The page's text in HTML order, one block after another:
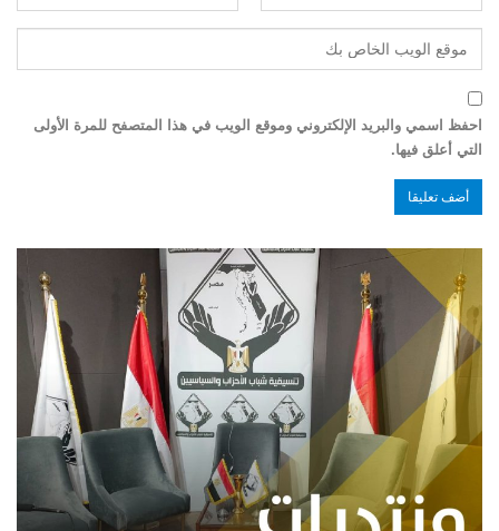
احفظ اسمي والبريد الإلكتروني وموقع الويب في هذا المتصفح للمرة الأولى
التي أعلق فيها.